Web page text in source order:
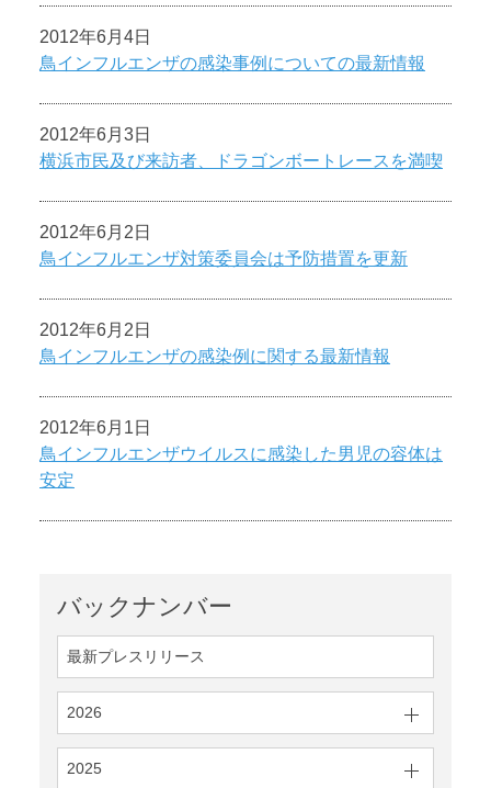
バックナンバー
最新プレスリリース
2026
2025
2012年6月4日
鳥インフルエンザの感染事例についての最新情報
2012年6月3日
横浜市民及び来訪者、ドラゴンボートレースを満喫
2012年6月2日
鳥インフルエンザ対策委員会は予防措置を更新
2012年6月2日
鳥インフルエンザの感染例に関する最新情報
2012年6月1日
鳥インフルエンザウイルスに感染した男児の容体は
安定